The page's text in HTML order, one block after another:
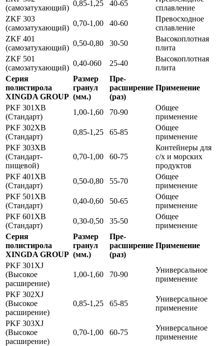
(самозатухающий)
0,85-1,25 40-65
сплавление
ZKF 303
(самозатухающий)
0,70-1,00 40-60
Превосходное
сплавление
ZKF 401
(самозатухающий)
0,50-0,80 30-50
Высокоплотная
плита
ZKF 501
(самозатухающий)
0,40-060 25-40
Высокоплотная
плита
Серия
полистирола
XINGDA GROUP
Размер
гранул
(мм.)
Пре-
расширение
(раз)
Применение
PKF 301XB
(Стандарт)
1,00-1,60 70-90
Общее
применение
PKF 302XB
(Стандарт)
0,85-1,25 65-85
Общее
применение
PKF 303XB
(Стандарт-
пищевой)
0,70-1,00 60-75
Контейнеры для
с/х и морских
продуктов
PKF 401XB
(Стандарт)
0,50-0,80 55-70
Общее
применение
PKF 501XB
(Стандарт)
0,40-0,60 50-65
Общее
применение
PKF 601XB
(Стандарт)
0,30-0,50 35-50
Общее
применение
Серия
полистирола
XINGDA GROUP
Размер
гранул
(мм.)
Пре-
расширение
(раз)
Применение
PKF 301XJ
(Высокое
расширение)
1,00-1,60 70-90
Универсальное
применение
PKF 302XJ
(Высокое
расширение)
0,85-1,25 65-85
Универсальное
применение
PKF 303XJ
(Высокое
расширение)
0,70-1,00 60-75
Универсальное
применение